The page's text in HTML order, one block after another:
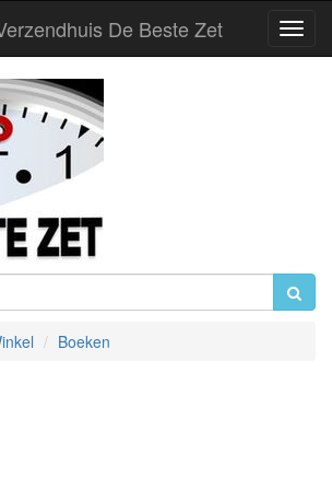
De Beste Zet
Boeken